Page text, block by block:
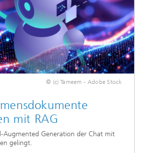
© (c) Tameem - Adobe Stock
mit RAG
Augmented Generation der Chat mit
gelingt.